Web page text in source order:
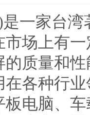
家台湾
市场上有
量和性
在各种行
板电脑、